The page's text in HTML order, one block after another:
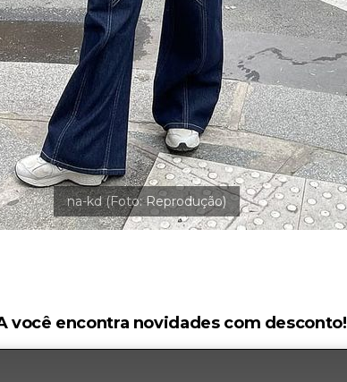
você encontra novidades com desconto!